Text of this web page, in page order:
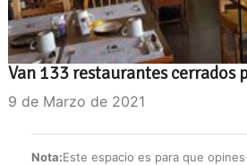
Van 133 restaurantes cerrados
9 de Marzo de 2021
Nota:Este espacio es para que